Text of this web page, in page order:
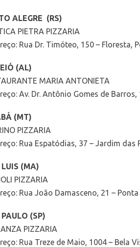
ALEGRE (RS)
PIETRA PIZZARIA
Rua Dr. Timóteo, 150 – Floresta,
(AL)
MARIA ANTONIETA
Av. Dr. Antônio Gomes de
(MT)
PIZZARIA
Rua Espatódias, 37 – Jardim das
LUIS (MA)
PIZZARIA
Rua João Damasceno, 21 –
(SP)
PIZZARIA
Rua Treze de Maio, 1004 – Bela